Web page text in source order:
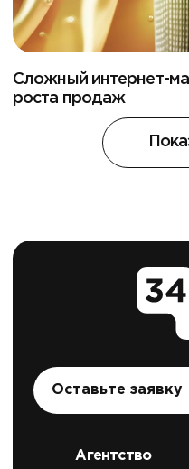
Сложный интернет-
роста продаж
Оставьте заявку
Агентство